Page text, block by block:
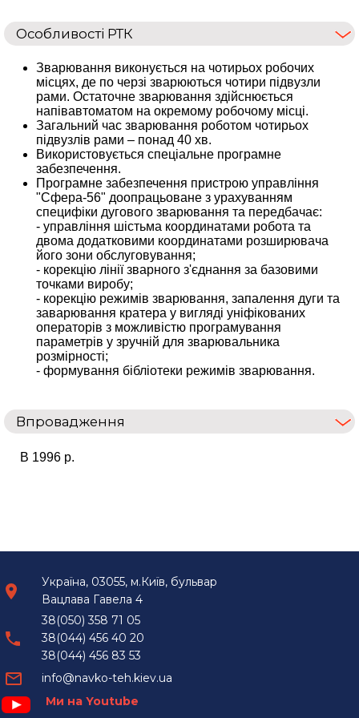
Особливості РТК
Зварювання виконується на чотирьох робочих
місцях, де по черзі зварюються чотири підвузли
рами. Остаточне зварювання здійснюється
напівавтоматом на окремому робочому місці.
Загальний час зварювання роботом чотирьох
підвузлів рами – понад 40 хв.
Використовується спеціальне програмне
забезпечення.
Програмне забезпечення пристрою управління
"Сфера-56" доопрацьоване з урахуванням
специфіки дугового зварювання та передбачає:
- управління шістьма координатами робота та
двома додатковими координатами розширювача
його зони обслуговування;
- корекцію лінії зварного з'єднання за базовими
точками виробу;
- корекцію режимів зварювання, запалення дуги та
заварювання кратера у вигляді уніфікованих
операторів з можливістю програмування
параметрів у зручній для зварювальника
розмірності;
- формування бібліотеки режимів зварювання.
Впровадження
В 1996 р.
Україна, 03055, м.Київ, бульвар
Вацлава Гавела 4
38(050) 358 71 05
38(044) 456 40 20
38(044) 456 83 53
info@navko-teh.kiev.ua
Ми на Youtube